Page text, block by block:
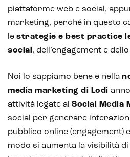
IoT (Internet of Things)
Blockchain
Intelligenza artificiale
Chatbot e assistenti virtuali
Realtà Aumentata
piattaforme web e social,
marketing, perché in questo
le strategie e best practice
social , dell’engagement e
Noi lo sappiamo bene e nella
media marketing di Lodi
attività legate al Social Media
social per generare
pubblico online (engagement)
modo si aumenta la visibilità